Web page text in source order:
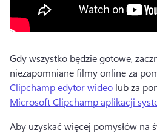
Gdy wszystko będzie gotowe,
niezapomniane filmy online za
Clipchamp edytor wideo lub za
Microsoft Clipchamp aplikacji
Aby uzyskać więcej pomysłów na